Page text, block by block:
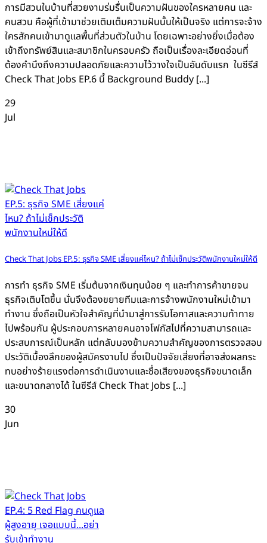
การมีสวนในบ้านที่สวยงามร่มรื่นเป็นความฝันของใครหลายคน และ
คนสวน คือผู้ที่เข้ามาช่วยเติมเต็มความฝันนั้นให้เป็นจริง แต่การจะจ้าง
ใครสักคนเข้ามาดูแลพื้นที่ส่วนตัวในบ้าน โดยเฉพาะอย่างยิ่งเมื่อต้อง
เข้าถึงทรัพย์สินและสมาชิกในครอบครัว ถือเป็นเรื่องละเอียดอ่อนที่
ต้องคำนึงถึงความปลอดภัยและความไว้วางใจเป็นอันดับแรก ในซีรีส์
Check That Jobs EP.6 นี้ Background Buddy [...]
29
Jul
Check That Jobs EP.5: ธุรกิจ SME เสี่ยงแค่ไหน? ถ้าไม่เช็กประวัติพนักงานใหม่ให้ดี
การทำ ธุรกิจ SME เริ่มต้นจากเงินทุนน้อย ๆ และทำการค้าขายจน
ธุรกิจเติบโตขึ้น นั่นจึงต้องขยายทีมและการจ้างพนักงานใหม่เข้ามา
ทำงาน ซึ่งถือเป็นหัวใจสำคัญที่นำมาสู่การรับโอกาสและความท้าทาย
ไปพร้อมกัน ผู้ประกอบการหลายคนอาจโฟกัสไปที่ความสามารถและ
ประสบการณ์เป็นหลัก แต่กลับมองข้ามความสำคัญของการตรวจสอบ
ประวัติเบื้องลึกของผู้สมัครงานไป ซึ่งเป็นปัจจัยเสี่ยงที่อาจส่งผลกระ
ทบอย่างร้ายแรงต่อการดำเนินงานและชื่อเสียงของธุรกิจขนาดเล็ก
และขนาดกลางได้ ในซีรีส์ Check That Jobs [...]
30
Jun